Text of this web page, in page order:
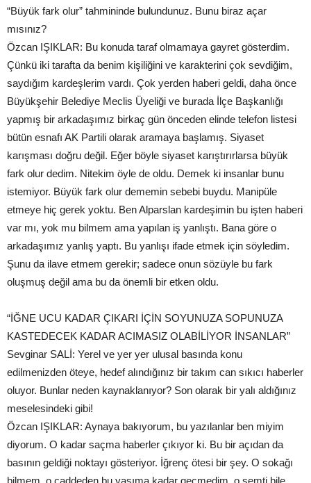
“Büyük fark olur” tahmininde bulundunuz. Bunu biraz açar
mısınız?
Özcan IŞIKLAR: Bu konuda taraf olmamaya gayret gösterdim.
Çünkü iki tarafta da benim kişiliğini ve karakterini çok sevdiğim,
saydığım kardeşlerim vardı. Çok yerden haberi geldi, daha önce
Büyükşehir Belediye Meclis Üyeliği ve burada İlçe Başkanlığı
yapmış bir arkadaşımız birkaç gün önceden elinde telefon listesi
bütün esnafı AK Partili olarak aramaya başlamış. Siyaset
karışması doğru değil. Eğer böyle siyaset karıştırırlarsa büyük
fark olur dedim. Nitekim öyle de oldu. Demek ki insanlar bunu
istemiyor. Büyük fark olur dememin sebebi buydu. Manipüle
etmeye hiç gerek yoktu. Ben Alparslan kardeşimin bu işten haberi
var mı, yok mu bilmem ama yapılan iş yanlıştı. Bana göre o
arkadaşımız yanlış yaptı. Bu yanlışı ifade etmek için söyledim.
Şunu da ilave etmem gerekir; sadece onun sözüyle bu fark
oluşmuş değil ama bu da önemli bir etken oldu.
“İĞNE UCU KADAR ÇIKARI İÇİN SOYUNUZA SOPUNUZA
KASTEDECEK KADAR ACIMASIZ OLABİLİYOR İNSANLAR”
Sevginar SALİ: Yerel ve yer yer ulusal basında konu
edilmenizden öteye, hedef alındığınız bir takım can sıkıcı haberler
oluyor. Bunlar neden kaynaklanıyor? Son olarak bir yalı aldığınız
meselesindeki gibi!
Özcan IŞIKLAR: Aynaya bakıyorum, bu yazılanlar ben miyim
diyorum. O kadar saçma haberler çıkıyor ki. Bu bir açıdan da
basının geldiği noktayı gösteriyor. İğrenç ötesi bir şey. O sokağı